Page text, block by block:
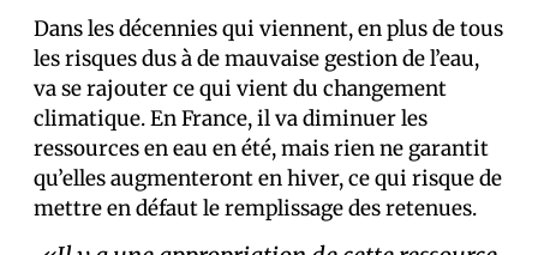
Dans les décennies qui viennent, en plus de tous
les risques dus à de mauvaise gestion de l’eau,
va se rajouter ce qui vient du changement
climatique. En France, il va diminuer les
ressources en eau en été, mais rien ne garantit
qu’elles augmenteront en hiver, ce qui risque de
mettre en défaut le remplissage des retenues.